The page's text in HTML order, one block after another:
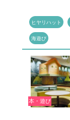
ヒヤリハット
海遊び
本・遊び